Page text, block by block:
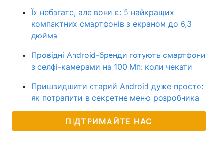
Їх небагато, але вони є: 5 найкращих
компактних смартфонів з екраном до 6,3
дюйма
Провідні Android-бренди готують смартфони
з селфі-камерами на 100 Мп: коли чекати
Пришвидшити старий Android дуже просто:
як потрапити в секретне меню розробника
ПІДТРИМАЙТЕ НАС